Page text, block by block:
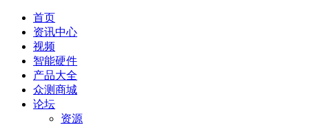
首页
资讯中心
视频
智能硬件
产品大全
众测商城
论坛
资源